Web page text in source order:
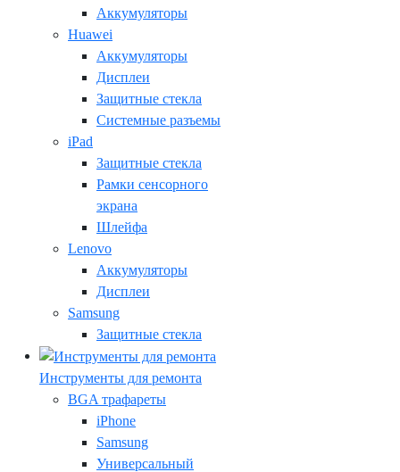
Аккумуляторы
Huawei
Аккумуляторы
Дисплеи
Защитные стекла
Системные разъемы
iPad
Защитные стекла
Рамки сенсорного
экрана
Шлейфа
Lenovo
Аккумуляторы
Дисплеи
Samsung
Защитные стекла
Инструменты для ремонта
BGA трафареты
iPhone
Samsung
Универсальный